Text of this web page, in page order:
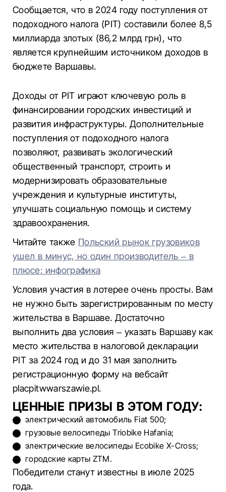
Сообщается, что в 2024 году поступления от
подоходного налога (PIT) составили более 8,5
миллиарда злотых (86,2 млрд грн), что
является крупнейшим источником доходов в
бюджете Варшавы.
Доходы от PIT играют ключевую роль в
финансировании городских инвестиций и
развития инфраструктуры. Дополнительные
поступления от подоходного налога
позволяют, развивать экологический
общественный транспорт, строить и
модернизировать образовательные
учреждения и культурные институты,
улучшать социальную помощь и систему
здравоохранения.
Читайте также Польский рынок грузовиков
ушел в минус, но один производитель – в
плюсе: инфографика
Условия участия в лотерее очень просты. Вам
не нужно быть зарегистрированным по месту
жительства в Варшаве. Достаточно
выполнить два условия – указать Варшаву как
место жительства в налоговой декларации
PIT за 2024 год и до 31 мая заполнить
регистрационную форму на вебсайт
placpitwwarszawie.pl.
ЦЕННЫЕ ПРИЗЫ В ЭТОМ ГОДУ:
электрический автомобиль Fiat 500;
грузовые велосипеды Triobike Hafania;
электрические велосипеды Ecobike X-Cross;
городские карты ZTM.
Победители станут известны в июле 2025
года.